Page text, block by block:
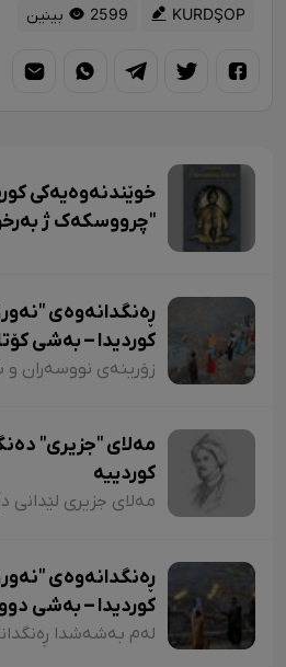
KURDŞOP 2599 بینین
خوێندنەوەیەکی
"چرووسکەک ژ
ڕەنگدانەوەی
کوردیدا – بەشی
مەلای "جزیری"
کوردییە
ڕەنگدانەوەی
کوردیدا – بەشی